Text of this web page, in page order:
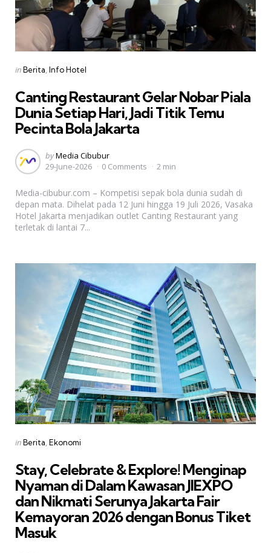
Categories
Posted
inBerita Info Hotel
Canting Restaurant Gelar Nobar Piala
Dunia Setiap Hari, Jadi Titik Temu
Pecinta Bola Jakarta
Posted
by
byMedia Cibubur
29-June-2026
0 Comments 2 min
Media-cibubur.com – Kompetisi sepak bola dunia sudah di
depan mata. Dihelat pada 12 Juni hingga 19 Juli 2026, Vasaka
Hotel Jakarta menjadikan outlet Canting Restaurant yang
terletak di lantai 7...
Categories
Posted
inBerita Ekonomi
Stay, Celebrate & Explore! Menginap
Nyaman di Dalam Kawasan JIEXPO
dan Nikmati Serunya Jakarta Fair
Kemayoran 2026 dengan Bonus Tiket
Masuk